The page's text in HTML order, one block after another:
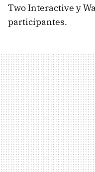
Two Interactive y
participantes.